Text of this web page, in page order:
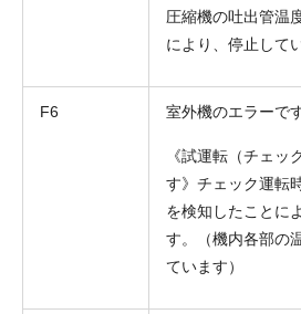
圧縮機の吐出管温
により、停止して
F6 室外機のエラーで
《試運転（チェッ
す》チェック運転
を検知したことに
す。（機内各部の
ています）